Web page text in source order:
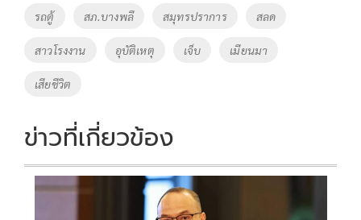
รถตู้ สภ.บางพลี สมุทรปราการ สลด
สาวโรงงาน อุบัติเหตุ เจ็บ เมียนมา
เสียชีวิต
ข่าวที่เกี่ยวข้อง